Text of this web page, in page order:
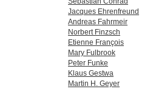
Jacques Ehrenfreund
Andreas Fahrmeir
Norbert Finzsch
Etienne François
Mary Fulbrook
Peter Funke
Klaus Gestwa
Martin H. Geyer